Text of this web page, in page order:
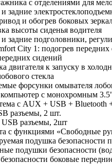
с отделениями для
задние
и обогрев боковых
высоты сиденья водителя
задние подголовники,
City 1: подогрев
сидений
двигателя к запуску в
стекла
форсунки омывателя
с монохромным
с AUX + USB + Bluetooth
разъемы, 2 шт.
разъемы, 2шт
с функциями «Свободные
подушка безопасности
подушки безопасности
боковые